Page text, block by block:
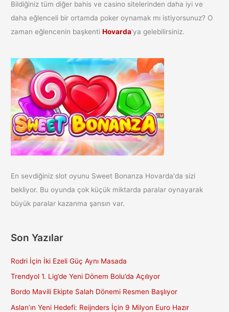
Bildiğiniz tüm diğer bahis ve casino sitelerinden daha iyi ve
daha eğlenceli bir ortamda poker oynamak mı istiyorsunuz? O
zaman eğlencenin başkentiHovarda'ya gelebilirsiniz.
En sevdiğiniz slot oyunu Sweet Bonanza Hovarda'da sizi
bekliyor. Bu oyunda çok küçük miktarda paralar oynayarak
büyük paralar kazanma şansın var.
Son Yazılar
Rodri İçin İki Ezeli Güç Aynı Masada
Trendyol 1. Lig’de Yeni Dönem Bolu’da Açılıyor
Bordo Mavili Ekipte Salah Dönemi Resmen Başlıyor
Aslan’ın Yeni Hedefi: Reijnders İçin 9 Milyon Euro Hazır